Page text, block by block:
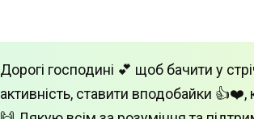
Дорогі господині 💕 щоб бачити у
активність, ставити вподобайки